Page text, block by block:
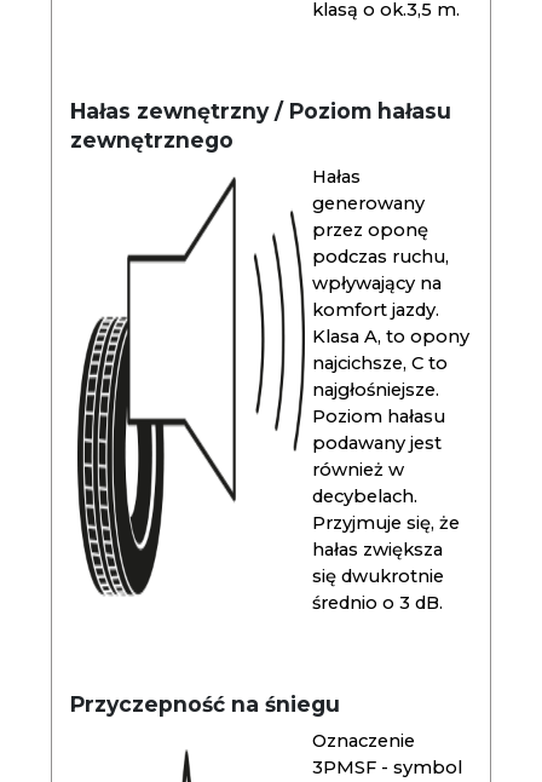
klasą o ok.3,5 m.
Hałas zewnętrzny / Poziom hałasu
zewnętrznego
Hałas
generowany
przez oponę
podczas ruchu,
wpływający na
komfort jazdy.
Klasa A, to opony
najcichsze, C to
najgłośniejsze.
Poziom hałasu
podawany jest
również w
decybelach.
Przyjmuje się, że
hałas zwiększa
się dwukrotnie
średnio o 3 dB.
Przyczepność na śniegu
Oznaczenie
3PMSF - symbol